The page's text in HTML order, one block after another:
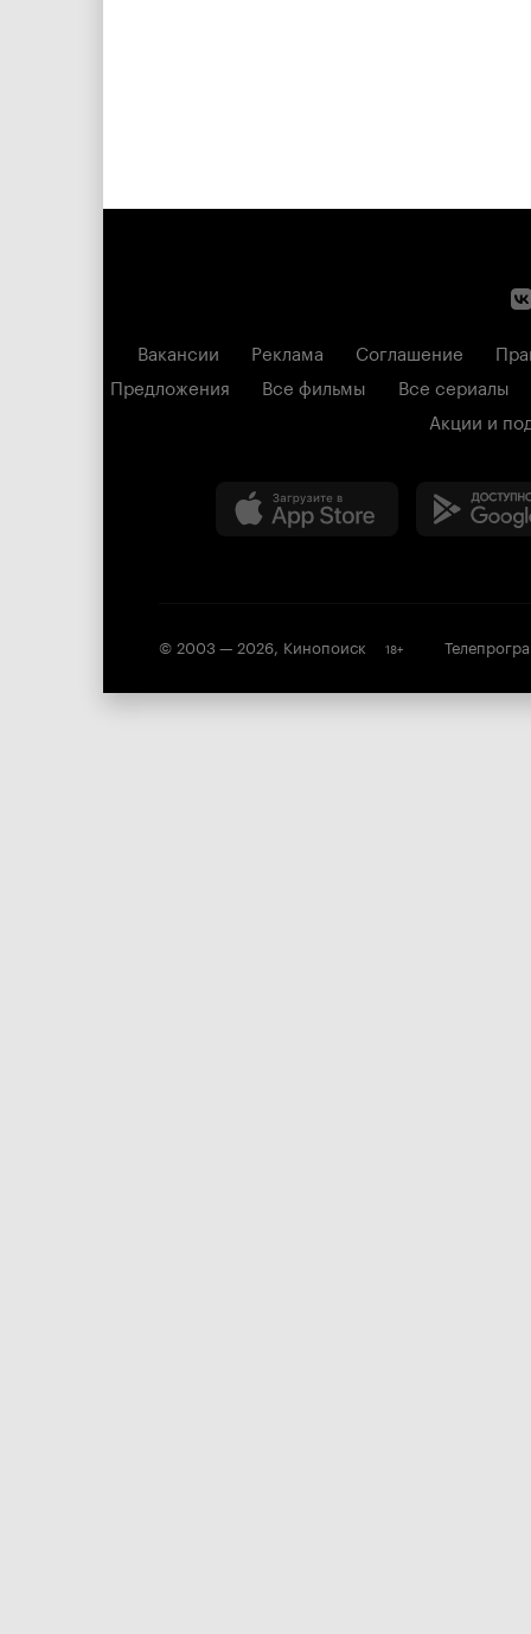
Вакансии Реклама Соглашение
Предложения
Все фильмы
Все сериалы
Акции и
© 2003 — 2026, Кинопоиск 18+